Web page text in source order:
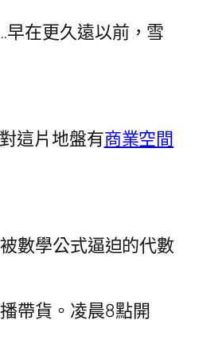
在更久遠以前，雪
這片地盤有商業空間
數學公式逼迫的代數
帶貨。凌晨8點開